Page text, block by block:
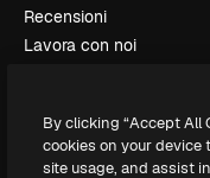
Recensioni
Lavora con noi
Eventi
Slidesgo
By clicking “Accept All
cookies on your device
site usage, and assist